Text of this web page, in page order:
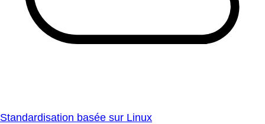
Standardisation basée sur Linux